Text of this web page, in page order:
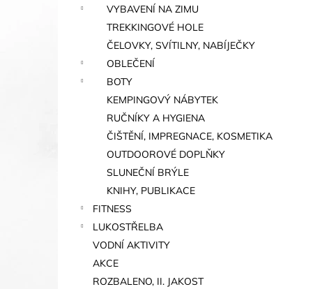
VYBAVENÍ NA ZIMU
TREKKINGOVÉ HOLE
ČELOVKY, SVÍTILNY, NABÍJEČKY
OBLEČENÍ
BOTY
KEMPINGOVÝ NÁBYTEK
RUČNÍKY A HYGIENA
ČIŠTĚNÍ, IMPREGNACE, KOSMETIKA
OUTDOOROVÉ DOPLŇKY
SLUNEČNÍ BRÝLE
KNIHY, PUBLIKACE
FITNESS
LUKOSTŘELBA
VODNÍ AKTIVITY
AKCE
ROZBALENO, II. JAKOST